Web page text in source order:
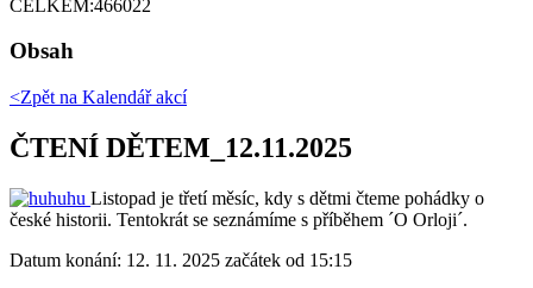
CELKEM:466022
Obsah
<Zpět na Kalendář akcí
ČTENÍ DĚTEM_12.11.2025
Listopad je třetí měsíc, kdy s dětmi čteme pohádky o
české historii. Tentokrát se seznámíme s příběhem ´O Orloji´.
Datum konání: 12. 11. 2025 začátek od 15:15